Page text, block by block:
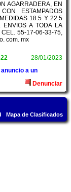
AGARRADERA, EN
ESTAMPADOS
18.5 Y 22.5
ENVIOS A TODA LA
55-17-06-33-75,
com. mx
28/01/2023
anuncio a un
Denunciar
Mapa de Clasificados